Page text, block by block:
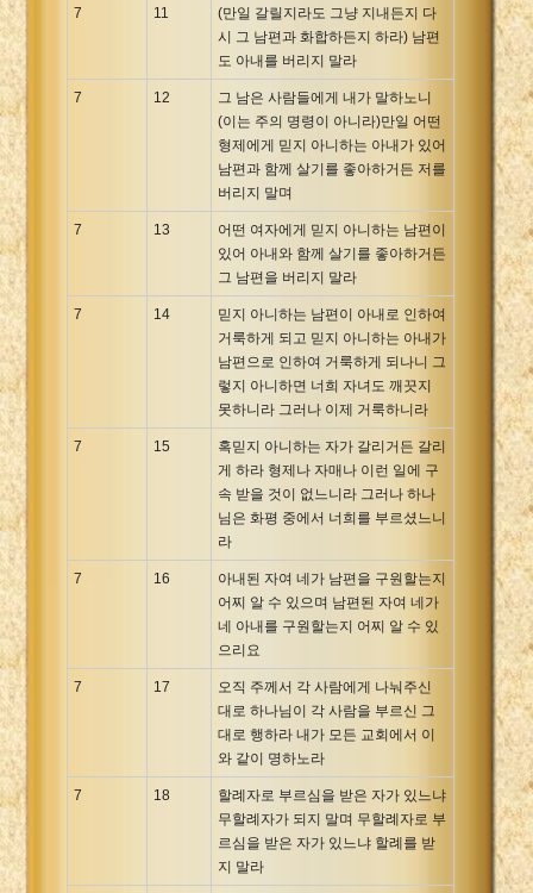
7 11
(만일 갈릴지라도 그냥 지내든지 다
시 그 남편과 화합하든지 하라) 남편
도 아내를 버리지 말라
7 12
그 남은 사람들에게 내가 말하노니
(이는 주의 명령이 아니라)만일 어떤
형제에게 믿지 아니하는 아내가 있어
남편과 함께 살기를 좋아하거든 저를
버리지 말며
7 13
어떤 여자에게 믿지 아니하는 남편이
있어 아내와 함께 살기를 좋아하거든
그 남편을 버리지 말라
7 14
믿지 아니하는 남편이 아내로 인하여
거룩하게 되고 믿지 아니하는 아내가
남편으로 인하여 거룩하게 되나니 그
렇지 아니하면 너희 자녀도 깨끗지
못하니라 그러나 이제 거룩하니라
7 15
혹믿지 아니하는 자가 갈리거든 갈리
게 하라 형제나 자매나 이런 일에 구
속 받을 것이 없느니라 그러나 하나
님은 화평 중에서 너희를 부르셨느니
라
7 16
아내된 자여 네가 남편을 구원할는지
어찌 알 수 있으며 남편된 자여 네가
네 아내를 구원할는지 어찌 알 수 있
으리요
7 17
오직 주께서 각 사람에게 나눠주신
대로 하나님이 각 사람을 부르신 그
대로 행하라 내가 모든 교회에서 이
와 같이 명하노라
7 18
할례자로 부르심을 받은 자가 있느냐
무할례자가 되지 말며 무할례자로 부
르심을 받은 자가 있느냐 할례를 받
지 말라